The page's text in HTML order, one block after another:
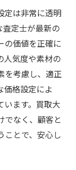
定は非常に透明
査定士が最新の
の価値を正確に
人気度や素材の
を考慮し、適正
価格設定によ
います。買取大
でなく、顧客と
ことで、安心し